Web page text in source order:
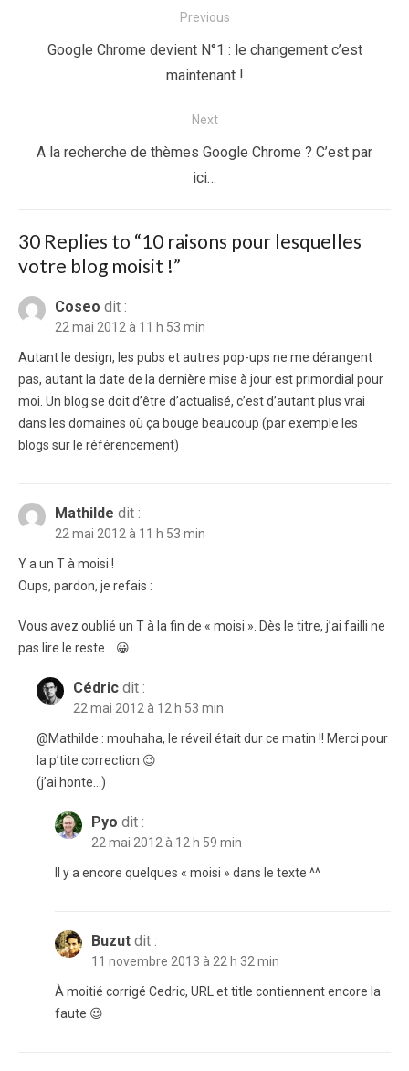
Previous
Previous
Google Chrome devient N°1 : le changement c’est
maintenant !
Next
Next
A la recherche de thèmes Google Chrome ? C’est par
ici…
30 Replies to “10 raisons pour lesquelles
votre blog moisit !”
Coseo dit :
22 mai 2012 à 11 h 53 min
Autant le design, les pubs et autres pop-ups ne me dérangent
pas, autant la date de la dernière mise à jour est primordial pour
moi. Un blog se doit d’être d’actualisé, c’est d’autant plus vrai
dans les domaines où ça bouge beaucoup (par exemple les
blogs sur le référencement)
Mathilde dit :
22 mai 2012 à 11 h 53 min
Y a un T à moisi !
Oups, pardon, je refais :
Vous avez oublié un T à la fin de « moisi ». Dès le titre, j’ai failli ne
pas lire le reste… 😀
Cédric dit :
22 mai 2012 à 12 h 53 min
@Mathilde : mouhaha, le réveil était dur ce matin !! Merci pour
la p’tite correction 😉
(j’ai honte…)
Pyo dit :
22 mai 2012 à 12 h 59 min
Il y a encore quelques « moisi » dans le texte ^^
Buzut dit :
11 novembre 2013 à 22 h 32 min
À moitié corrigé Cedric, URL et title contiennent encore la
faute 😉